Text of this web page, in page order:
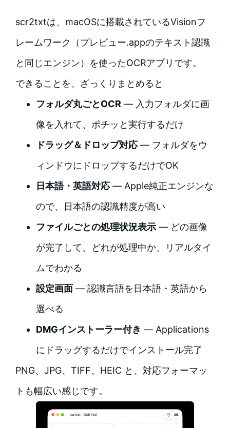
scr2txtは、macOSに搭載されているVisionフ
レームワーク（プレビュー.appのテキスト認識
と同じエンジン）を使ったOCRアプリです。
できることを、ざっくりまとめると
フォルダ丸ごとOCR— 入力フォルダに画
像を入れて、ポチッと実行するだけ
ドラッグ＆ドロップ対応— フォルダをウ
ィンドウにドロップするだけでOK
日本語・英語対応— Apple純正エンジンな
ので、日本語の認識精度が高い
ファイルごとの処理状況表示— どの画像
が完了して、どれが処理中か、リアルタイ
ムでわかる
設定画面— 認識言語を日本語・英語から
選べる
DMGインストーラー付き — Applications
にドラッグするだけでインストール完了
PNG、JPG、TIFF、HEIC と、対応フォーマッ
トも幅広い感じです。